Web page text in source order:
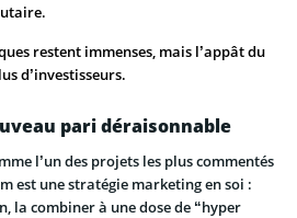
restent immenses, mais l’appât du
d’investisseurs.
pari déraisonnable
l’un des projets les plus commentés
est une stratégie marketing en soi :
la combiner à une dose de “hyper